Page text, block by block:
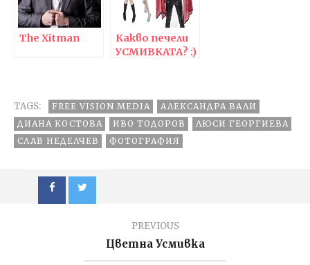
The Xitman
Какво печели
УСМИВКАТА? :)
TAGS: FREE VISION MEDIA
АЛЕКСАНДРА ВАЛИ
ДИАНА КОСТОВА
ИВО ТОДОРОВ
ЛЮСИ ГЕОРГИЕВА
СЛАВ НЕДЕЛЧЕВ
ФОТОГРАФИЯ
PREVIOUS
Цветна Усмивка